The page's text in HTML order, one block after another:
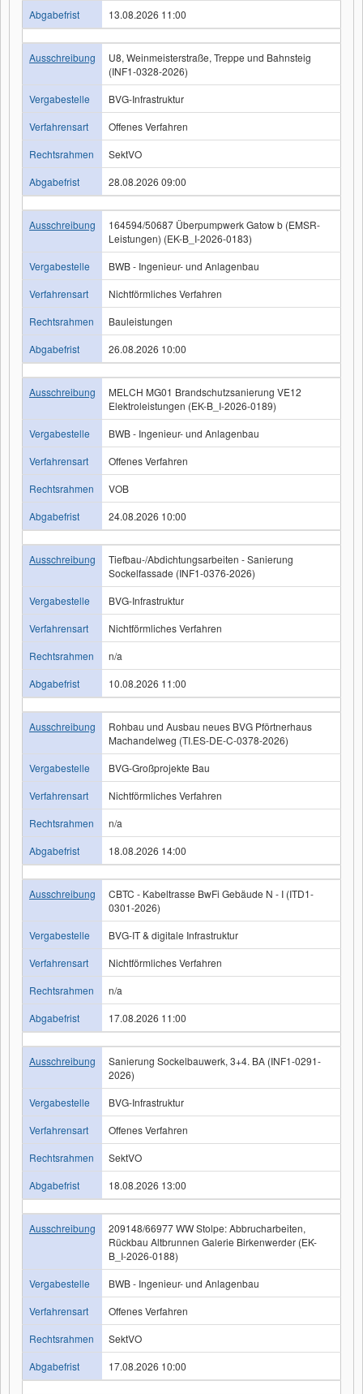
Abgabefrist 13.08.2026 11:00
Ausschreibung
U8, Weinmeisterstraße, Treppe und Bahnsteig
(INF1-0328-2026)
Vergabestelle
BVG-Infrastruktur
Verfahrensart
Offenes Verfahren
Rechtsrahmen
SektVO
Abgabefrist
28.08.2026 09:00
Ausschreibung
164594/50687 Überpumpwerk Gatow b (EMSR-
Leistungen) (EK-B_I-2026-0183)
Vergabestelle
BWB - Ingenieur- und Anlagenbau
Verfahrensart
Nichtförmliches Verfahren
Rechtsrahmen
Bauleistungen
Abgabefrist
26.08.2026 10:00
Ausschreibung
MELCH MG01 Brandschutzsanierung VE12
Elektroleistungen (EK-B_I-2026-0189)
Vergabestelle
BWB - Ingenieur- und Anlagenbau
Verfahrensart
Offenes Verfahren
Rechtsrahmen
VOB
Abgabefrist
24.08.2026 10:00
Ausschreibung
Tiefbau-/Abdichtungsarbeiten - Sanierung
Sockelfassade (INF1-0376-2026)
Vergabestelle
BVG-Infrastruktur
Verfahrensart
Nichtförmliches Verfahren
Rechtsrahmen
n/a
Abgabefrist
10.08.2026 11:00
Ausschreibung
Rohbau und Ausbau neues BVG Pförtnerhaus
Machandelweg (TI.ES-DE-C-0378-2026)
Vergabestelle
BVG-Großprojekte Bau
Verfahrensart
Nichtförmliches Verfahren
Rechtsrahmen
n/a
Abgabefrist
18.08.2026 14:00
Ausschreibung
CBTC - Kabeltrasse BwFi Gebäude N - I (ITD1-
0301-2026)
Vergabestelle
BVG-IT & digitale Infrastruktur
Verfahrensart
Nichtförmliches Verfahren
Rechtsrahmen
n/a
Abgabefrist
17.08.2026 11:00
Ausschreibung
Sanierung Sockelbauwerk, 3+4. BA (INF1-0291-
2026)
Vergabestelle
BVG-Infrastruktur
Verfahrensart
Offenes Verfahren
Rechtsrahmen
SektVO
Abgabefrist
18.08.2026 13:00
Ausschreibung
209148/66977 WW Stolpe: Abbrucharbeiten,
Rückbau Altbrunnen Galerie Birkenwerder (EK-
B_I-2026-0188)
Vergabestelle
BWB - Ingenieur- und Anlagenbau
Verfahrensart
Offenes Verfahren
Rechtsrahmen
SektVO
Abgabefrist
17.08.2026 10:00